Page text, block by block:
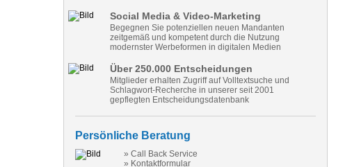
Social Media & Video-Marketing
Begegnen Sie potenziellen neuen Mandanten
zeitgemäß und kompetent durch die Nutzung
modernster Werbeformen in digitalen Medien
Über 250.000 Entscheidungen
Mitglieder erhalten Zugriff auf Volltextsuche und
Schlagwort-Recherche in unserer seit 2001
gepflegten Entscheidungsdatenbank
Persönliche Beratung
» Call Back Service
» Kontaktformular